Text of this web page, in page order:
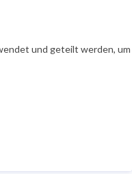
und geteilt